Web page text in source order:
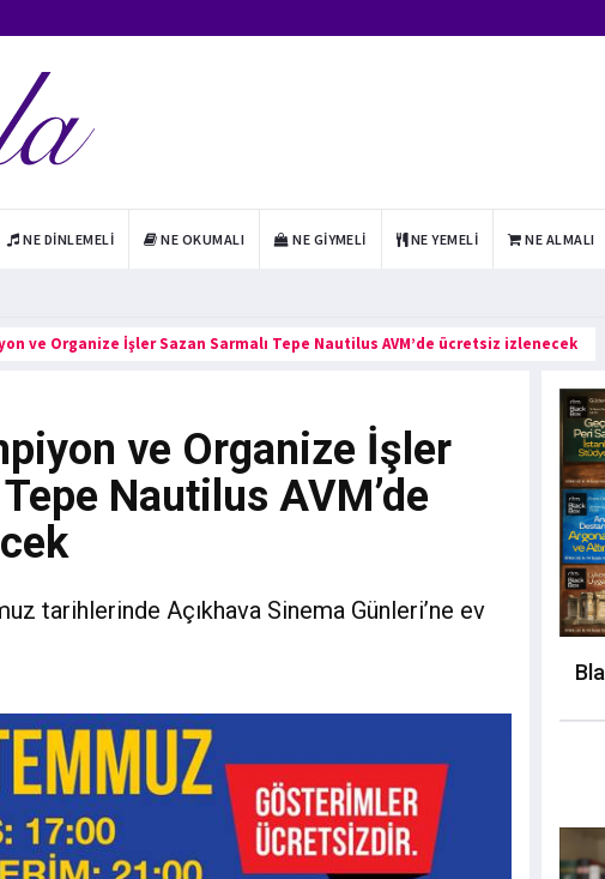
NE DINLEMELI NE OKUMALI NE GIYMELI NE YEMELI NE ALMALI
ve Organize İşler Sazan Sarmalı Tepe Nautilus AVM’de ücretsiz izlenecek
ve Organize İşler
Nautilus AVM’de
tarihlerinde Açıkhava Sinema Günleri’ne ev